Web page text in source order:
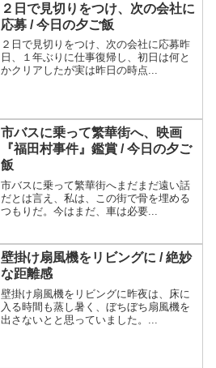
２日で見切りをつけ、次の会社に
応募 / 今日の夕ご飯
２日で見切りをつけ、次の会社に応募昨
日、１年ぶりに仕事復帰し、初日は何と
かクリアしたが実は昨日の時点...
市バスに乗って繁華街へ、映画
『福田村事件』鑑賞 / 今日の夕ご
飯
市バスに乗って繁華街へまだまだ遠い話
だとは言え、私は、この街で骨を埋める
つもりだ。今はまだ、車は必要...
壁掛け扇風機をリビングに / 絶妙
な距離感
壁掛け扇風機をリビングに昨夜は、床に
入る時間も蒸し暑く、ぼちぼち扇風機を
出さないとと思っていました。...